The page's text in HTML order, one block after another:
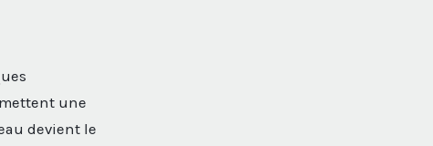
une
devient le